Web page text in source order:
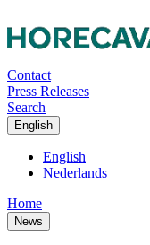
Contact
Press Releases
Search
English
English
Nederlands
Home
News